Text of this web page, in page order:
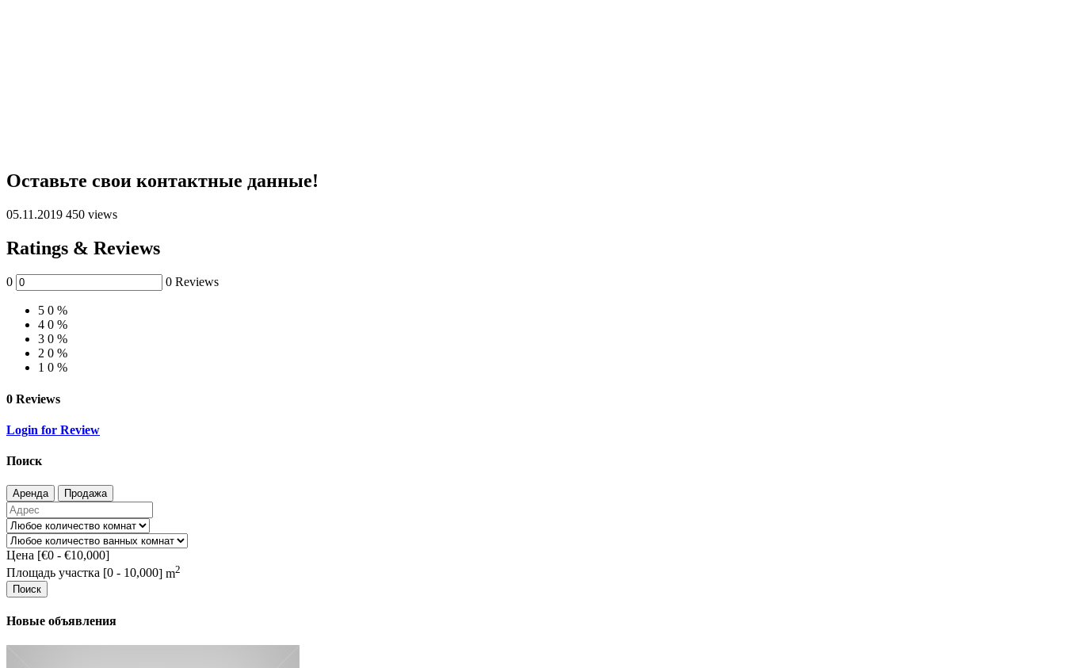
Оставьте свои контактные данные!
05.11.2019 450 views
Ratings & Reviews
0 0 Reviews
5 0 %
4 0 %
3 0 %
2 0 %
1 0 %
0 Reviews
Login for Review
Поиск
Аренда Продажа
Цена [€0 - €10,000]
Площадь участка [0 - 10,000] m2
Поиск
Новые объявления